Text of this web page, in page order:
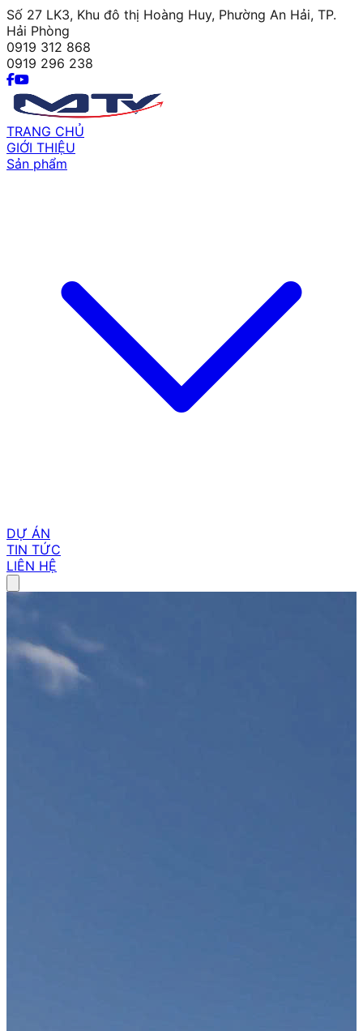
Số 27 LK3, Khu đô thị Hoàng Huy, Phường An Hải, TP.
Hải Phòng
0919 312 868
0919 296 238
TRANG CHỦ
GIỚI THIỆU
Sản phẩm
DỰ ÁN
TIN TỨC
LIÊN HỆ